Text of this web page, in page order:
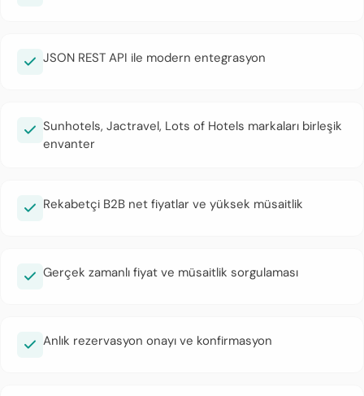
JSON REST API ile modern entegrasyon
Sunhotels, Jactravel, Lots of Hotels markaları birleşik
envanter
Rekabetçi B2B net fiyatlar ve yüksek müsaitlik
Gerçek zamanlı fiyat ve müsaitlik sorgulaması
Anlık rezervasyon onayı ve konfirmasyon